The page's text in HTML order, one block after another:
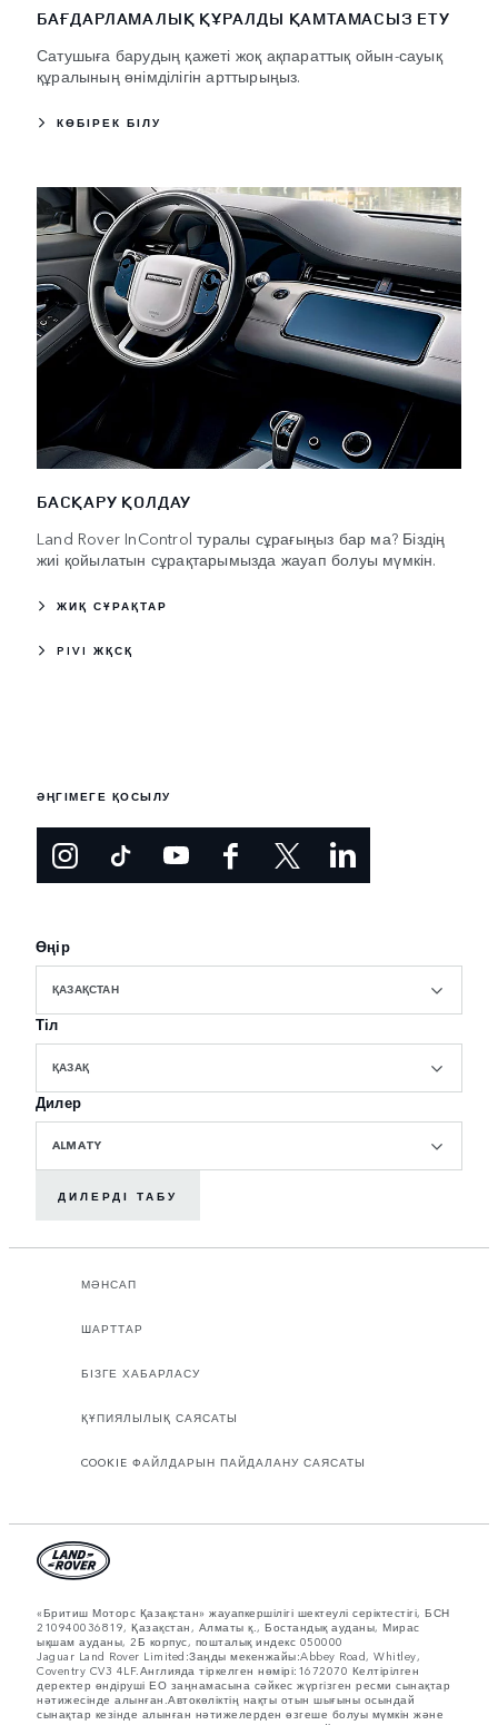
БАҒДАРЛАМАЛЫҚ ҚҰРАЛДЫ ҚАМТАМАСЫЗ ЕТУ
Сатушыға барудың қажеті жоқ ақпараттық ойын-сауық
құралының өнімділігін арттырыңыз.
КӨБІРЕК БІЛУ
БАСҚАРУ ҚОЛДАУ
Land Rover InControl туралы сұрағыңыз бар ма? Біздің
жиі қойылатын сұрақтарымызда жауап болуы мүмкін.
ЖИҚ СҰРАҚТАР
PIVI ЖҚСҚ
ӘҢГІМЕГЕ ҚОСЫЛУ
Өңір
ҚАЗАҚСТАН
Тіл
ҚАЗАҚ
Дилер
ALMATY
ДИЛЕРДІ ТАБУ
МӘНСАП
ШАРТТАР
БІЗГЕ ХАБАРЛАСУ
ҚҰПИЯЛЫЛЫҚ САЯСАТЫ
COOKIE ФАЙЛДАРЫН ПАЙДАЛАНУ САЯСАТЫ
«Бритиш Моторс Қазақстан» жауапкершілігі шектеулі серіктестігі, БСН
210940036819, Қазақстан, Алматы қ., Бостандық ауданы, Мирас
ықшам ауданы, 2Б корпус, пошталық индекс 050000
Jaguar Land Rover Limited:Заңды мекенжайы:Abbey Road, Whitley,
Coventry CV3 4LF.Англияда тіркелген нөмірі:1672070 Келтірілген
деректер өндіруші ЕО заңнамасына сәйкес жүргізген ресми сынақтар
нәтижесінде алынған.Автокөліктің нақты отын шығыны осындай
сынақтар кезінде алынған нәтижелерден өзгеше болуы мүмкін және